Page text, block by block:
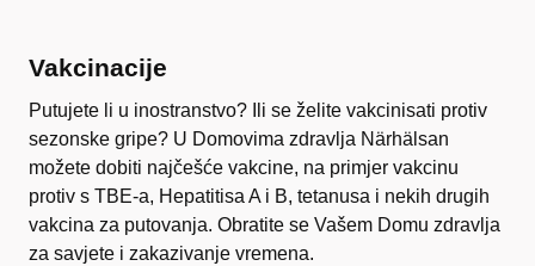
Vakcinacije
Putujete li u inostranstvo? Ili se želite vakcinisati protiv
sezonske gripe? U Domovima zdravlja Närhälsan
možete dobiti najčešće vakcine, na primjer vakcinu
protiv s TBE-a, Hepatitisa A i B, tetanusa i nekih drugih
vakcina za putovanja. Obratite se Vašem Domu zdravlja
za savjete i zakazivanje vremena.